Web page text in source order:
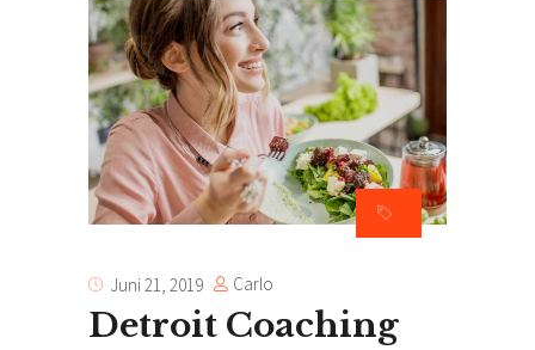
Juni 21, 2019 Carlo
Detroit Coaching